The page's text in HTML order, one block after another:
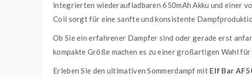
integrierten wiederaufladbaren 650mAh Akku und einer
Coil sorgt für eine sanfte und konsistente
Ob Sie ein erfahrener Dampfer sind oder gerade erst
kompakte Größe machen es zu einer großartigen Wahl
Erleben Sie den ultimativen Sommerdampf mit Elf Bar